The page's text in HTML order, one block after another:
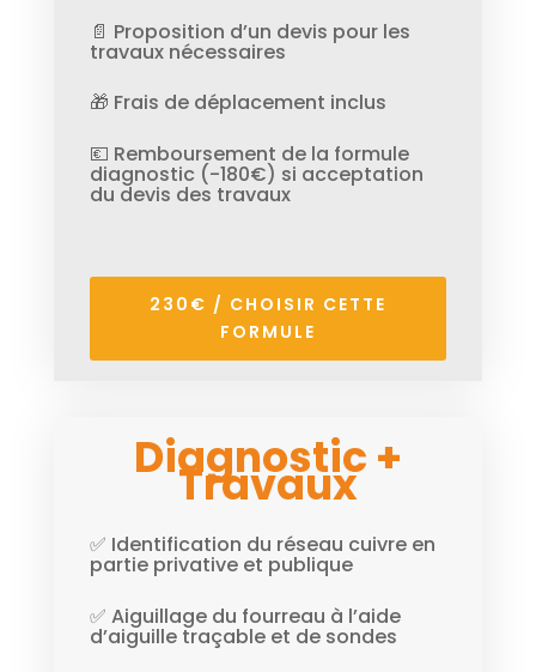
📄 Proposition d’un devis pour les
travaux nécessaires
🎁 Frais de déplacement inclus
💶 Remboursement de la formule
diagnostic (-180€) si acceptation
du devis des travaux
230€ / CHOISIR CETTE
FORMULE
Diagnostic +
Travaux
✅ Identification du réseau cuivre en
partie privative et publique
✅ Aiguillage du fourreau à l’aide
d’aiguille traçable et de sondes